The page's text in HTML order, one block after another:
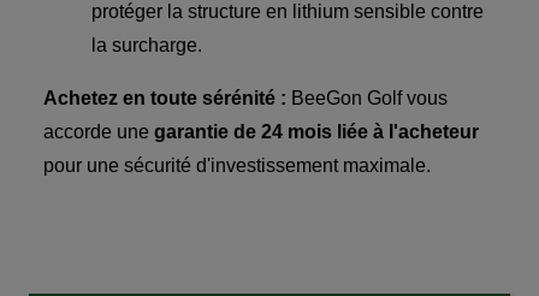
protéger la structure en lithium sensible contre
la surcharge.
Achetez en toute sérénité : BeeGon Golf vous
accorde une garantie de 24 mois liée à l'acheteur
pour une sécurité d'investissement maximale.